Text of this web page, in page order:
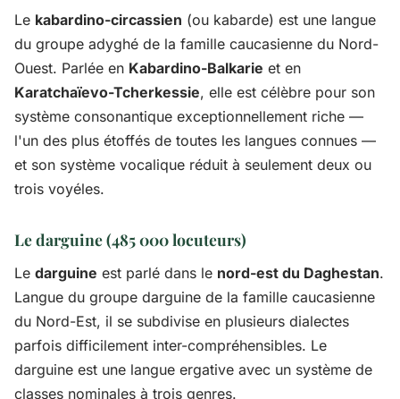
Le kabardino-circassien (ou kabarde) est une langue
du groupe adyghé de la famille caucasienne du Nord-
Ouest. Parlée en Kabardino-Balkarie et en
Karatchaïevo-Tcherkessie, elle est célèbre pour son
système consonantique exceptionnellement riche —
l'un des plus étoffés de toutes les langues connues —
et son système vocalique réduit à seulement deux ou
trois voyéles.
Le darguine (485 000 locuteurs)
Le darguine est parlé dans le nord-est du Daghestan.
Langue du groupe darguine de la famille caucasienne
du Nord-Est, il se subdivise en plusieurs dialectes
parfois difficilement inter-compréhensibles. Le
darguine est une langue ergative avec un système de
classes nominales à trois genres.